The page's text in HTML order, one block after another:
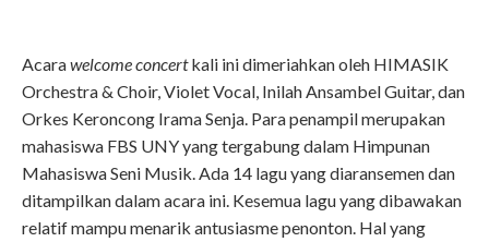
Acarawelcome concertkali ini dimeriahkan oleh HIMASIK
Orchestra & Choir, Violet Vocal, Inilah Ansambel Guitar, dan
Orkes Keroncong Irama Senja. Para penampil merupakan
mahasiswa FBS UNY yang tergabung dalam Himpunan
Mahasiswa Seni Musik. Ada 14 lagu yang diaransemen dan
ditampilkan dalam acara ini. Kesemua lagu yang dibawakan
relatif mampu menarik antusiasme penonton. Hal yang